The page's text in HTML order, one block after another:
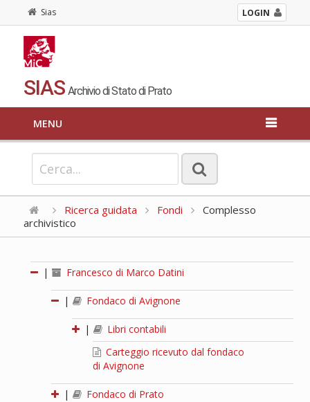
Sias LOGIN
SIAS Archivio di Stato di Prato
MENU
Ricerca guidata Fondi
Complesso
archivistico
| Francesco di Marco Datini
| Fondaco di Avignone
|
Libri contabili
Carteggio ricevuto dal fondaco
di Avignone
|
Fondaco di Prato